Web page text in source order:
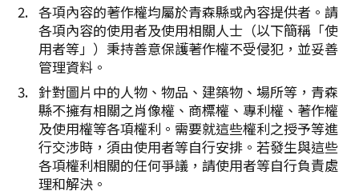
各項內容的著作權均屬於青森縣或內容提供者。請
各項內容的使用者及使用相關人士（以下簡稱「使
用者等」）秉持善意保護著作權不受侵犯，並妥善
管理資料。
針對圖片中的人物、物品、建築物、場所等，青森
縣不擁有相關之肖像權、商標權、專利權、著作權
及使用權等各項權利。需要就這些權利之授予等進
行交涉時，須由使用者等自行安排。若發生與這些
各項權利相關的任何爭議，請使用者等自行負責處
理和解決。